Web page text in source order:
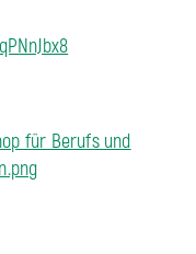
für Berufs und